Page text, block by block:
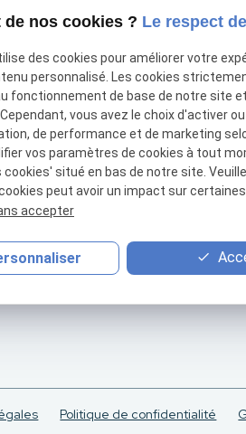
Marchand
Politique de confidentialité
de nos cookies ? Le respect
des cookies pour améliorer votre
personnalisé. Les cookies
fonctionnement de base de notre site
vous avez le choix d'activer
de performance et de marketing
vos paramètres de cookies à tout
cookies' situé en bas de notre site.
peut avoir un impact sur
accepter